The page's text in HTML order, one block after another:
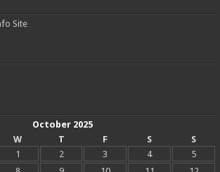
Site
October 2025
W T F S
S
1
2 3 4
5